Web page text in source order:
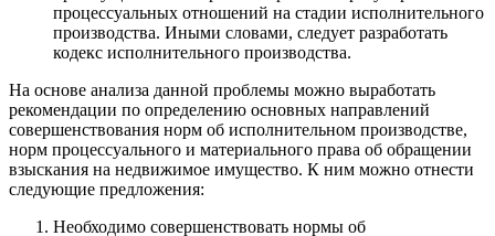
процессуальных отношений на стадии исполнительного
производства. Иными словами, следует разработать
кодекс исполнительного производства.
На основе анализа данной проблемы можно выработать
рекомендации по определению основных направлений
совершенствования норм об исполнительном производстве,
норм процессуального и материального права об обращении
взыскания на недвижимое имущество. К ним можно отнести
следующие предложения:
Необходимо совершенствовать нормы об